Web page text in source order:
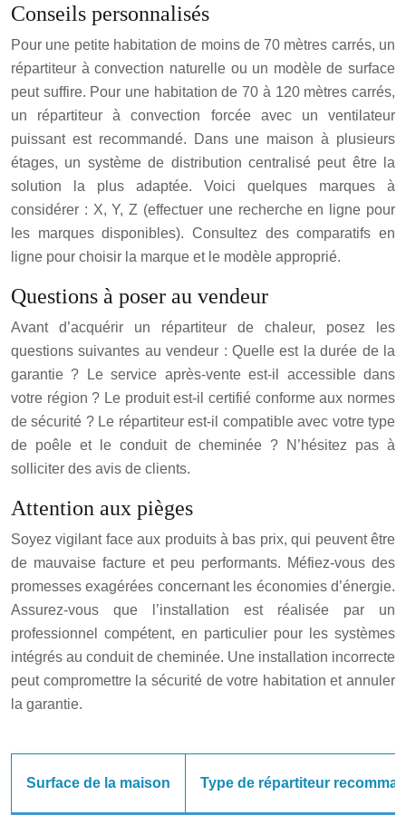
Conseils personnalisés
Pour une petite habitation de moins de 70 mètres carrés, un
répartiteur à convection naturelle ou un modèle de surface
peut suffire. Pour une habitation de 70 à 120 mètres carrés,
un répartiteur à convection forcée avec un ventilateur
puissant est recommandé. Dans une maison à plusieurs
étages, un système de distribution centralisé peut être la
solution la plus adaptée. Voici quelques marques à
considérer : X, Y, Z (effectuer une recherche en ligne pour
les marques disponibles). Consultez des comparatifs en
ligne pour choisir la marque et le modèle approprié.
Questions à poser au vendeur
Avant d’acquérir un répartiteur de chaleur, posez les
questions suivantes au vendeur : Quelle est la durée de la
garantie ? Le service après-vente est-il accessible dans
votre région ? Le produit est-il certifié conforme aux normes
de sécurité ? Le répartiteur est-il compatible avec votre type
de poêle et le conduit de cheminée ? N’hésitez pas à
solliciter des avis de clients.
Attention aux pièges
Soyez vigilant face aux produits à bas prix, qui peuvent être
de mauvaise facture et peu performants. Méfiez-vous des
promesses exagérées concernant les économies d’énergie.
Assurez-vous que l’installation est réalisée par un
professionnel compétent, en particulier pour les systèmes
intégrés au conduit de cheminée. Une installation incorrecte
peut compromettre la sécurité de votre habitation et annuler
la garantie.
Surface de la maison Type de répartiteur